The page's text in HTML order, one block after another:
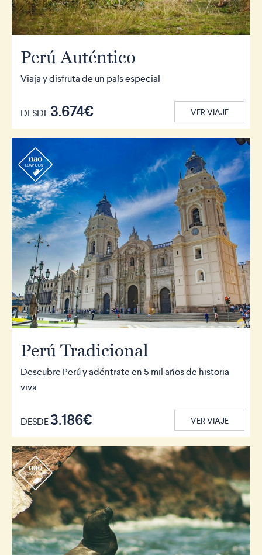
Perú Auténtico
Viaja y disfruta de un país especial
DESDE3.674€ VER VIAJE
r
Perú Tradicional
Descubre Perú y adéntrate en 5 mil años de historia
viva
DESDE3.186€ VER VIAJE
r